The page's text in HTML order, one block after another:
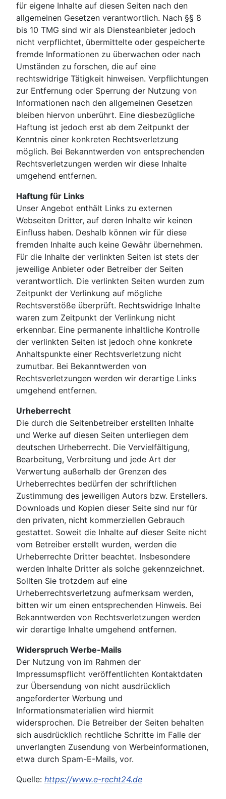
für eigene Inhalte auf diesen Seiten nach den
allgemeinen Gesetzen verantwortlich. Nach §§ 8
bis 10 TMG sind wir als Diensteanbieter jedoch
nicht verpflichtet, übermittelte oder gespeicherte
fremde Informationen zu überwachen oder nach
Umständen zu forschen, die auf eine
rechtswidrige Tätigkeit hinweisen. Verpflichtungen
zur Entfernung oder Sperrung der Nutzung von
Informationen nach den allgemeinen Gesetzen
bleiben hiervon unberührt. Eine diesbezügliche
Haftung ist jedoch erst ab dem Zeitpunkt der
Kenntnis einer konkreten Rechtsverletzung
möglich. Bei Bekanntwerden von entsprechenden
Rechtsverletzungen werden wir diese Inhalte
umgehend entfernen.
Haftung für Links
Unser Angebot enthält Links zu externen
Webseiten Dritter, auf deren Inhalte wir keinen
Einfluss haben. Deshalb können wir für diese
fremden Inhalte auch keine Gewähr übernehmen.
Für die Inhalte der verlinkten Seiten ist stets der
jeweilige Anbieter oder Betreiber der Seiten
verantwortlich. Die verlinkten Seiten wurden zum
Zeitpunkt der Verlinkung auf mögliche
Rechtsverstöße überprüft. Rechtswidrige Inhalte
waren zum Zeitpunkt der Verlinkung nicht
erkennbar. Eine permanente inhaltliche Kontrolle
der verlinkten Seiten ist jedoch ohne konkrete
Anhaltspunkte einer Rechtsverletzung nicht
zumutbar. Bei Bekanntwerden von
Rechtsverletzungen werden wir derartige Links
umgehend entfernen.
Urheberrecht
Die durch die Seitenbetreiber erstellten Inhalte
und Werke auf diesen Seiten unterliegen dem
deutschen Urheberrecht. Die Vervielfältigung,
Bearbeitung, Verbreitung und jede Art der
Verwertung außerhalb der Grenzen des
Urheberrechtes bedürfen der schriftlichen
Zustimmung des jeweiligen Autors bzw. Erstellers.
Downloads und Kopien dieser Seite sind nur für
den privaten, nicht kommerziellen Gebrauch
gestattet. Soweit die Inhalte auf dieser Seite nicht
vom Betreiber erstellt wurden, werden die
Urheberrechte Dritter beachtet. Insbesondere
werden Inhalte Dritter als solche gekennzeichnet.
Sollten Sie trotzdem auf eine
Urheberrechtsverletzung aufmerksam werden,
bitten wir um einen entsprechenden Hinweis. Bei
Bekanntwerden von Rechtsverletzungen werden
wir derartige Inhalte umgehend entfernen.
Widerspruch Werbe-Mails
Der Nutzung von im Rahmen der
Impressumspflicht veröffentlichten Kontaktdaten
zur Übersendung von nicht ausdrücklich
angeforderter Werbung und
Informationsmaterialien wird hiermit
widersprochen. Die Betreiber der Seiten behalten
sich ausdrücklich rechtliche Schritte im Falle der
unverlangten Zusendung von Werbeinformationen,
etwa durch Spam-E-Mails, vor.
Quelle: https://www.e-recht24.de